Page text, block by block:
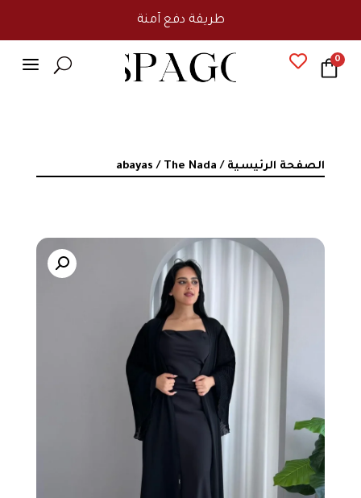
طريقة دفع آمنة
a U  0
الصفحة الرئيسية /
abayas / The Nada